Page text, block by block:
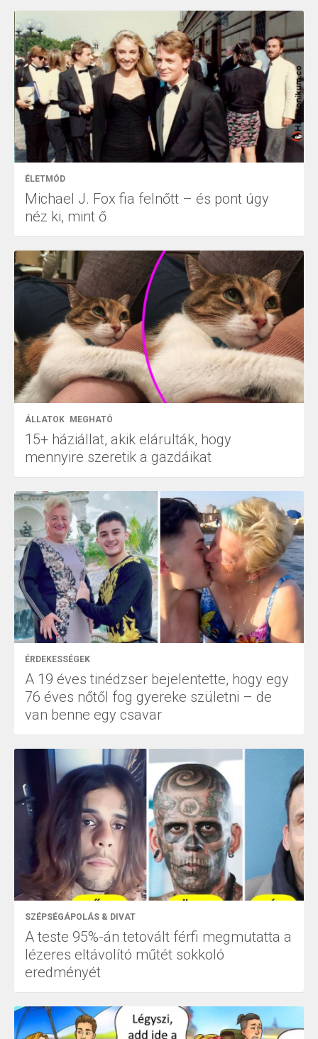
ÉLETMÓD
Michael J. Fox fia felnőtt – és pont úgy
néz ki, mint ő
ÁLLATOK MEGHATÓ
15+ háziállat, akik elárulták, hogy
mennyire szeretik a gazdáikat
ÉRDEKESSÉGEK
A 19 éves tinédzser bejelentette, hogy egy
76 éves nőtől fog gyereke születni – de
van benne egy csavar
SZÉPSÉGÁPOLÁS & DIVAT
A teste 95%-án tetovált férfi megmutatta a
lézeres eltávolító műtét sokkoló
eredményét